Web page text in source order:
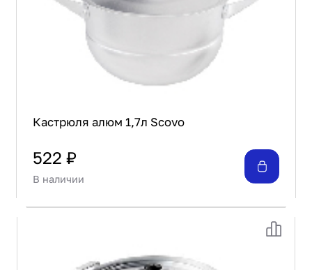
Кастрюля алюм 1,7л Scovo
522 ₽
В наличии